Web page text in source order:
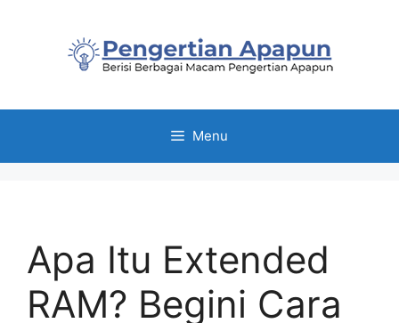
Menu
Apa Itu Extended
RAM? Begini Cara